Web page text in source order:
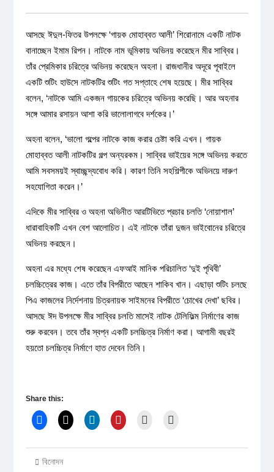
আসছে ঈদুল-ফিতর উপলক্ষে ‘গায়ক মোহাব্বত আলী’ শিরোনামে একটি নাটক
বানাচ্ছেন ইমাম রিপন। নাটকে নাম ভূমিকায় অভিনয় করেছেন মীর সাব্বির।
তাঁর প্রেমিকার চরিত্রে অভিনয় করেছেন অহনা। রাজধানীর অদূরে পূবাইলে
একটি শুটিং হাউসে নাটকটির শুটিং গত সপ্তাহে শেষ হয়েছে। মীর সাব্বির
বলেন, ‘নাটকে আমি একজন গায়কের চরিত্রে অভিনয় করেছি। আর অহনার
সঙ্গে আমার রসায়ন আশা করি ভালোলাগবে দর্শকের।’
অহনা বলেন, ‘ভালো গল্পের নাটকে কাজ করার চেষ্টা করি এখন। গায়ক
মোহাব্বত আলী নাটকটির গল্প অন্যরকম। সাব্বির ভাইয়ের সঙ্গে অভিনয় করতে
আমি সবসময়ই স্বাচ্ছন্দ্যবোধ করি। কারণ তিনি সহশিল্পীকে অভিনয়ে দারুণ
সহযোগিতা করেন।’
এদিকে মীর সাব্বির ও অহনা অভিনীত আরটিভিতে প্রচার চলতি ‘নোয়াশাল’
ধারাবাহিকটি এখন বেশ আলোচিত। এই নাটকে তাঁরা দুজন ভাইবোনের চরিত্রে
অভিনয় করছেন।
অহনা এর মধ্যে শেষ করেছেন এফআই মানিক পরিচালিত ‘দুই পৃথিবী’
চলচ্চিত্রের কাজ। এতে তাঁর বিপরীতে আছেন শাকিব খান। এছাড়া শুটিং চলছে
পিএ কাজলের নির্দেশনায় চিত্রনায়ক সাইমনের বিপরীতে ‘চোখের দেখা’ ছবির।
আসছে ঈদ উপলক্ষে মীর সাব্বির চলতি মাসেই নাটক টেলিফিল্ম নির্মাণের কাজ
শুরু করবেন। তবে তাঁর স্বপ্ন একটি চলচ্চিত্র নির্মাণ করা। আগামী বছরই
হয়তো চলচ্চিত্র নির্মাণে হাত দেবেন তিনি।
Share this:
বিনোদন